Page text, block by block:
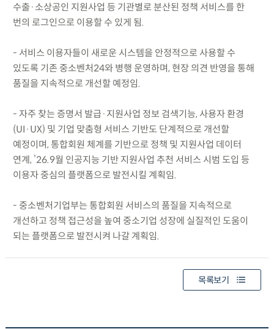
수출·소상공인 지원사업 등 기관별로 분산된 정책 서비스를 한
번의 로그인으로 이용할 수 있게 됨.
- 서비스 이용자들이 새로운 시스템을 안정적으로 사용할 수
있도록 기존 중소벤처24와 병행 운영하며, 현장 의견 반영을 통해
품질을 지속적으로 개선할 예정임.
- 자주 찾는 증명서 발급·지원사업 정보 검색기능, 사용자 환경
(UI·UX) 및 기업 맞춤형 서비스 기반도 단계적으로 개선할
예정이며, 통합회원 체계를 기반으로 정책 및 지원사업 데이터
연계, ’26.9월 인공지능 기반 지원사업 추천 서비스 시범 도입 등
이용자 중심의 플랫폼으로 발전시킬 계획임.
- 중소벤처기업부는 통합회원 서비스의 품질을 지속적으로
개선하고 정책 접근성을 높여 중소기업 성장에 실질적인 도움이
되는 플랫폼으로 발전시켜 나갈 계획임.
목록보기